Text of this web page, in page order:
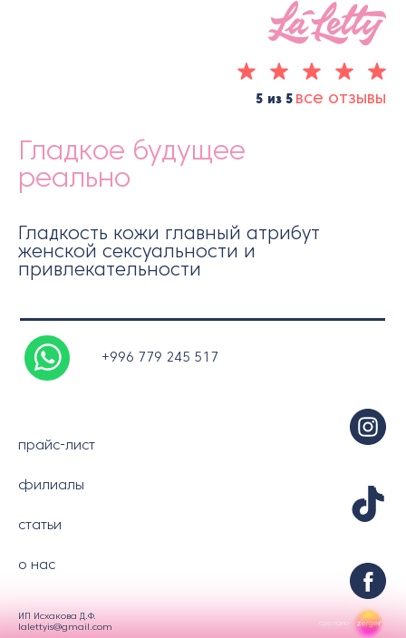
о нас
статьи
прайс-лист
филиалы
Гладкое будущее
реально
Гладкость кожи главный атрибут
женской сексуальности и
привлекательности
ИП Исхакова Д.Ф.
lalettyis@gmail.com
5 из 5 все отзывы
сделано
+996 779 245 517